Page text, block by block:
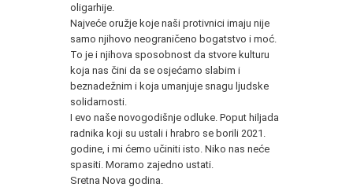
oligarhije.
Najveće oružje koje naši protivnici imaju nije
samo njihovo neograničeno bogatstvo i moć.
To je i njihova sposobnost da stvore kulturu
koja nas čini da se osjećamo slabim i
beznadežnim i koja umanjuje snagu ljudske
solidarnosti.
I evo naše novogodišnje odluke. Poput hiljada
radnika koji su ustali i hrabro se borili 2021.
godine, i mi ćemo učiniti isto. Niko nas neće
spasiti. Moramo zajedno ustati.
Sretna Nova godina.